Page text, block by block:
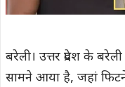
बरेली। उत्तर प्रदेश के
सामने आया है, जहां